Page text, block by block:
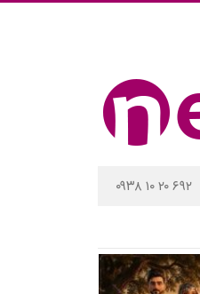
۰۹۳۸ ۱۰ ۲۰ ۶۹۲